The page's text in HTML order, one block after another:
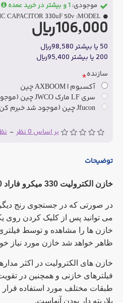
بر اساس 0 نظر -
106,000ریال
50 یا بیشتر 98,580ریال
200 یا بیشتر 95,400ریال
موجودی: 1 و بیشتر در خرید عمده
MODEL:
CAPACITOR 330uF 50v
سازنده
آکسبوم | AXBOOM چین
سری LF مارک JWCO چین (موجود شد خبرم کن)
Jfucon چین (موجود شد خبرم کن)
توضیحات
خازن الکترولیت 330 میکرو فاراد 50 ولت |
در صورتی که در جستجوی رنج
می توانید پس از کلیک کردن روی
خازن ها را مشاهده و توسط
ظاهر خواهد شد خازن مورد نیاز
خازن های الکترولیت در اکثر
فیلترهای خازنی و همچنین در
طبقات مختلف مورد استفاده قرار
پلاریته دار بودن آنهاست.